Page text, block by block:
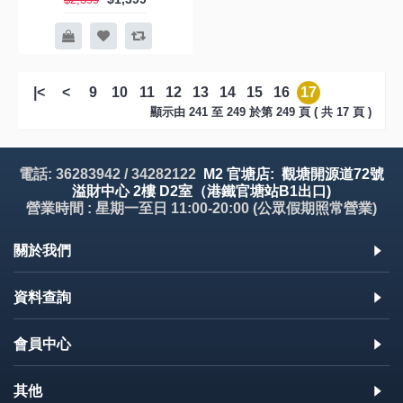
|< < 9 10 11 12 13 14 15 16 17
顯示由 241 至 249 於第 249 頁 ( 共 17 頁 )
電話: 36283942 / 34282122
M2 官塘店: 觀塘開源道72號
溢財中心 2樓 D2室（港鐵官塘站B1出口)
營業時間 : 星期一至日 11:00-20:00 (公眾假期照常營業)
關於我們
資料查詢
會員中心
其他